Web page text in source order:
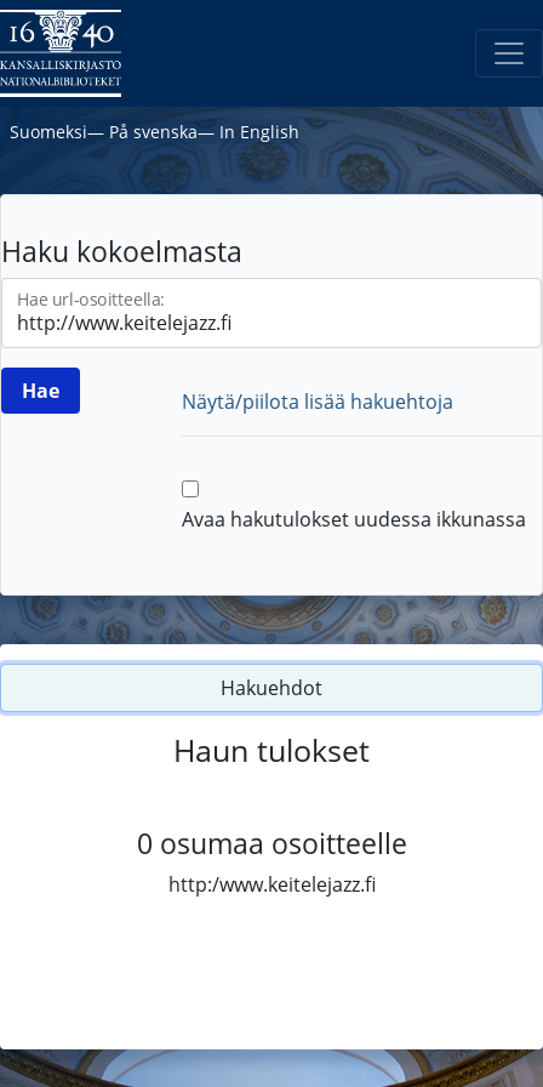
Suomeksi― På svenska― In English
Haku kokoelmasta
Hae url-osoitteella:
Näytä/piilota lisää hakuehtoja
Avaa hakutulokset uudessa ikkunassa
Hakuehdot
Haun tulokset
0 osumaa osoitteelle
http:/www.keitelejazz.fi